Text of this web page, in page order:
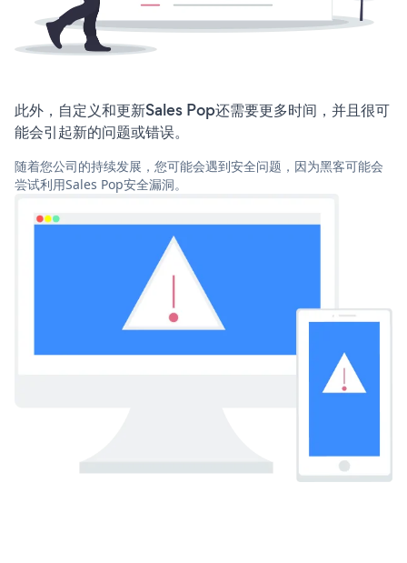
此外，自定义和更新Sales Pop还需要更多时间，并且很可
能会引起新的问题或错误。
随着您公司的持续发展，您可能会遇到安全问题，因为黑客可能会
尝试利用Sales Pop安全漏洞。